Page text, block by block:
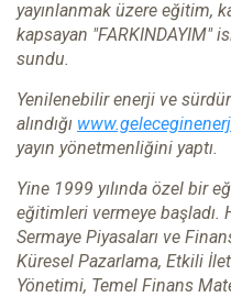
yayınlanmak üzere eğitim,
kapsayan "FARKINDAYIM"
sundu.
Yenilenebilir enerji ve
alındığı
yayın yönetmenliğini yaptı.
Yine 1999 yılında özel bir
eğitimleri vermeye başladı.
Sermaye Piyasaları ve
Küresel Pazarlama, Etkili
Yönetimi, Temel Finans